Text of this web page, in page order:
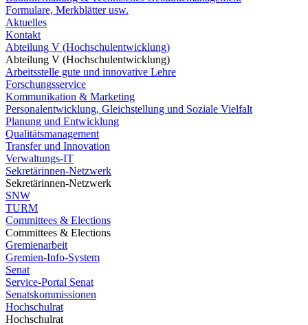
Formulare, Merkblätter usw.
Aktuelles
Kontakt
Abteilung V (Hochschulentwicklung)
Abteilung V (Hochschulentwicklung)
Arbeitsstelle gute und innovative Lehre
Forschungsservice
Kommunikation & Marketing
Personalentwicklung, Gleichstellung und Soziale Vielfalt
Planung und Entwicklung
Qualitätsmanagement
Transfer und Innovation
Verwaltungs-IT
Sekretärinnen-Netzwerk
Sekretärinnen-Netzwerk
SNW
TURM
Committees & Elections
Committees & Elections
Gremienarbeit
Gremien-Info-System
Senat
Service-Portal Senat
Senatskommissionen
Hochschulrat
Hochschulrat